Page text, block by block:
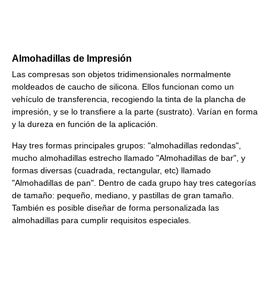
Almohadillas de Impresión
Las compresas son objetos tridimensionales normalmente
moldeados de caucho de silicona. Ellos funcionan como un
vehículo de transferencia, recogiendo la tinta de la plancha de
impresión, y se lo transfiere a la parte (sustrato). Varían en forma
y la dureza en función de la aplicación.
Hay tres formas principales grupos: "almohadillas redondas",
mucho almohadillas estrecho llamado "Almohadillas de bar", y
formas diversas (cuadrada, rectangular, etc) llamado
"Almohadillas de pan". Dentro de cada grupo hay tres categorías
de tamaño: pequeño, mediano, y pastillas de gran tamaño.
También es posible diseñar de forma personalizada las
almohadillas para cumplir requisitos especiales.